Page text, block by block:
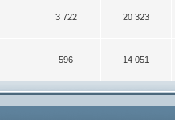
3 722 20 323
596 14 051